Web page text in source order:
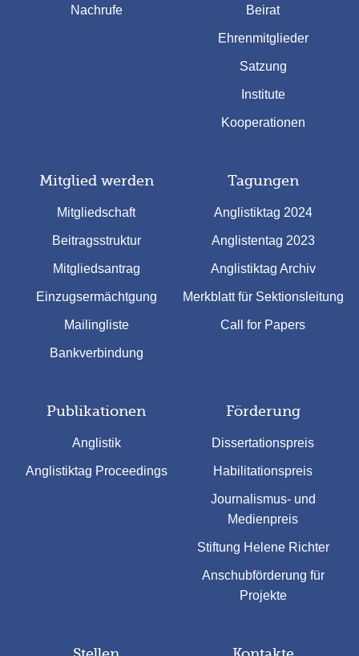
Nachrufe Beirat
Ehrenmitglieder
Satzung
Institute
Kooperationen
Mitglied werden
Mitgliedschaft
Beitragsstruktur
Mitgliedsantrag
Einzugsermächtgung
Mailingliste
Bankverbindung
Tagungen
Anglistiktag 2024
Anglistentag 2023
Anglistiktag Archiv
Merkblatt für Sektionsleitung
Call for Papers
Publikationen
Anglistik
Anglistiktag Proceedings
Förderung
Dissertationspreis
Habilitationspreis
Journalismus- und
Medienpreis
Stiftung Helene Richter
Anschubförderung für
Projekte